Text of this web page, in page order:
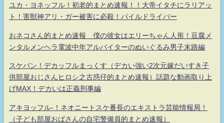
ユカ・ヨネッフル！初老的まとめ速報！！大帝イタチにラリアッ
ト！害獣神アリ・ガー被害に必殺！パイルドライバー
おネコさん的まとめ速報 僕の彼女はエリーちゃん人形！豆腐メ
ンタルメンヘラ電波中年アルバイターのぬいぐるみ男子末路編
スケバン！デカッフルまっくす（デカい強い2次元嫁だいすき子
供部屋おじさんヒロシ之古惑仔的まとめ速報）話題な動画取り上
げMAX！デカいは正義刑事編
アキヨッフル-！ネオニートスケ番長のエキストラ芸能情報局！
（子ども部屋おばさんの自宅警備員的まとめ速報）